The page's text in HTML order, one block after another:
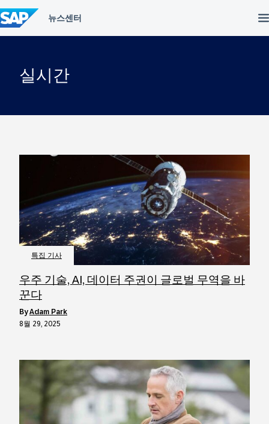
텐
츠
건
실시간
특집 기사
우주 기술, AI, 데이터 주권이 글로벌 무역을 바
꾼다
byAdam Park
8월 29, 2025